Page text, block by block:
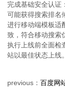
完成基础安全认证
可能获得搜索排名
进行移动端模板适
致，符合移动搜索
执行上线前全面检
站以最佳状态上线。
previous： 百度网